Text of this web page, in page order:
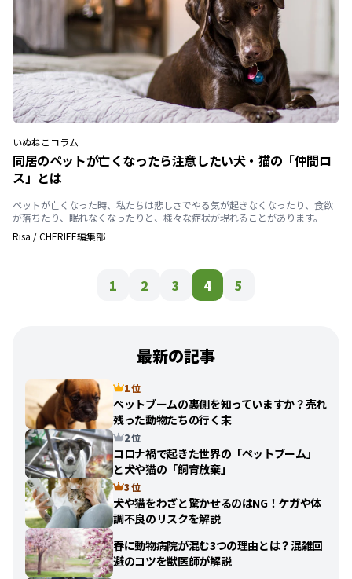
いぬねこコラム
同居のペットが亡くなったら注意したい犬・猫の「仲間ロ
ス」とは
ペットが亡くなった時、私たちは悲しさでやる気が起きなくなったり、食欲
が落ちたり、眠れなくなったりと、様々な症状が現れることがあります。
Risa /CHERIEE編集部
1 2 3 4 5
最新の記事
1 位
ペットブームの裏側を知っていますか？売れ
残った動物たちの行く末
2 位
コロナ禍で起きた世界の「ペットブーム」
と犬や猫の「飼育放棄」
3 位
犬や猫をわざと驚かせるのはNG！ケガや体
調不良のリスクを解説
春に動物病院が混む3つの理由とは？混雑回
避のコツを獣医師が解説